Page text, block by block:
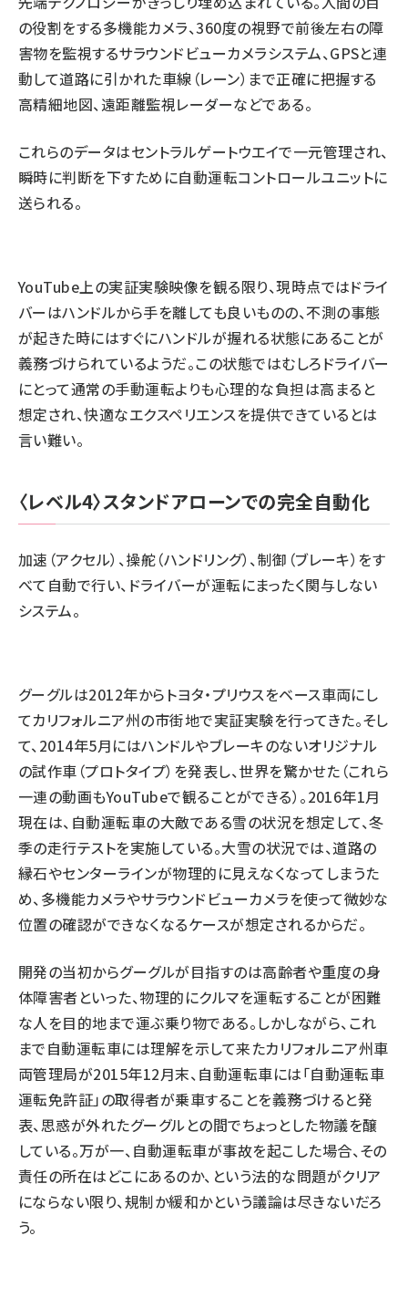
の役割をする多機能カメラ、360度の視野で前後左右の障
害物を監視するサラウンドビューカメラシステム、GPSと連
動して道路に引かれた車線（レーン）まで正確に把握する
高精細地図、遠距離監視レーダーなどである。
これらのデータはセントラルゲートウエイで一元管理され、
瞬時に判断を下すために自動運転コントロールユニットに
送られる。
YouTube上の実証実験映像を観る限り、現時点ではドライ
バーはハンドルから手を離しても良いものの、不測の事態
が起きた時にはすぐにハンドルが握れる状態にあることが
義務づけられているようだ。この状態ではむしろドライバー
にとって通常の手動運転よりも心理的な負担は高まると
想定され、快適なエクスペリエンスを提供できているとは
言い難い。
〈レベル4〉スタンドアローンでの完全自動化
加速（アクセル）、操舵（ハンドリング）、制御（ブレーキ）をす
べて自動で行い、ドライバーが運転にまったく関与しない
システム。
グーグルは2012年からトヨタ・プリウスをベース車両にし
てカリフォルニア州の市街地で実証実験を行ってきた。そし
て、2014年5月にはハンドルやブレーキのないオリジナル
の試作車（プロトタイプ）を発表し、世界を驚かせた（これら
一連の動画もYouTubeで観ることができる）。2016年1月
現在は、自動運転車の大敵である雪の状況を想定して、冬
季の走行テストを実施している。大雪の状況では、道路の
縁石やセンターラインが物理的に見えなくなってしまうた
め、多機能カメラやサラウンドビューカメラを使って微妙な
位置の確認ができなくなるケースが想定されるからだ。
開発の当初からグーグルが目指すのは高齢者や重度の身
体障害者といった、物理的にクルマを運転することが困難
な人を目的地まで運ぶ乗り物である。しかしながら、これ
まで自動運転車には理解を示して来たカリフォルニア州車
両管理局が2015年12月末、自動運転車には「自動運転車
運転免許証」の取得者が乗車することを義務づけると発
表、思惑が外れたグーグルとの間でちょっとした物議を醸
している。万が一、自動運転車が事故を起こした場合、その
責任の所在はどこにあるのか、という法的な問題がクリア
にならない限り、規制か緩和かという議論は尽きないだろ
う。